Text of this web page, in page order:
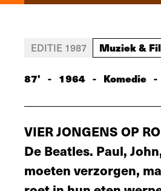
EDITIE 1987 Muziek &
87' - 1964 - Komedie -
VIER JONGENS OP
De Beatles. Paul,
moeten verzorgen,